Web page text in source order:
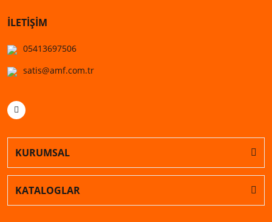
İLETİŞİM
05413697506
satis@amf.com.tr
KURUMSAL
KATALOGLAR